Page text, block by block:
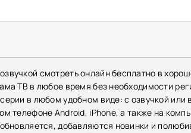
смотреть онлайн бесплатно в
ТВ в любое время без необходимости
в любом удобном виде: с озвучкой или
телефоне Android, iPhone, а также на
добавляются новинки и